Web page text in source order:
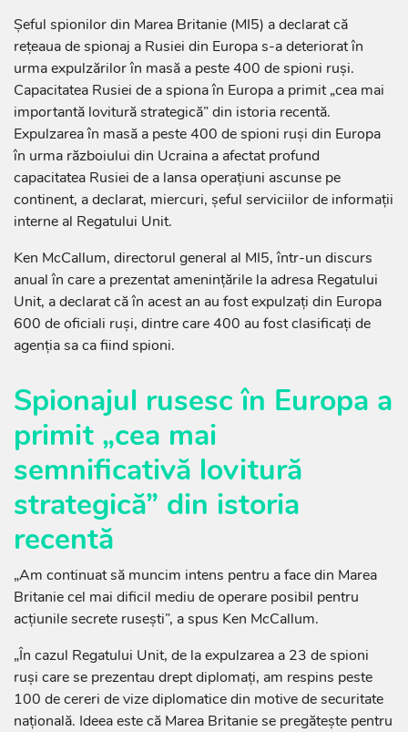
Șeful spionilor din Marea Britanie (MI5) a declarat că
rețeaua de spionaj a Rusiei din Europa s-a deteriorat în
urma expulzărilor în masă a peste 400 de spioni ruși.
Capacitatea Rusiei de a spiona în Europa a primit „cea mai
importantă lovitură strategică” din istoria recentă.
Expulzarea în masă a peste 400 de spioni ruși din Europa
în urma războiului din Ucraina a afectat profund
capacitatea Rusiei de a lansa operațiuni ascunse pe
continent, a declarat, miercuri, șeful serviciilor de informații
interne al Regatului Unit.
Ken McCallum, directorul general al MI5, într-un discurs
anual în care a prezentat amenințările la adresa Regatului
Unit, a declarat că în acest an au fost expulzați din Europa
600 de oficiali ruși, dintre care 400 au fost clasificați de
agenția sa ca fiind spioni.
Spionajul rusesc în Europa a
primit „cea mai
semnificativă lovitură
strategică” din istoria
recentă
„Am continuat să muncim intens pentru a face din Marea
Britanie cel mai dificil mediu de operare posibil pentru
acțiunile secrete rusești”, a spus Ken McCallum.
„În cazul Regatului Unit, de la expulzarea a 23 de spioni
ruși care se prezentau drept diplomați, am respins peste
100 de cereri de vize diplomatice din motive de securitate
națională. Ideea este că Marea Britanie se pregătește pentru